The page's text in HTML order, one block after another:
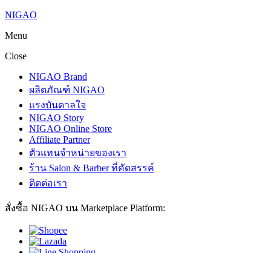
NIGAO
Menu
Close
NIGAO Brand
ผลิตภัณฑ์ NIGAO
แรงบันดาลใจ
NIGAO Story
NIGAO Online Store
Affiliate Partner
ตัวแทนจำหน่ายของเรา
ร้าน Salon & Barber ที่คัดสรรค์
ติดต่อเรา
สั่งซื้อ NIGAO บน Marketplace Platform: